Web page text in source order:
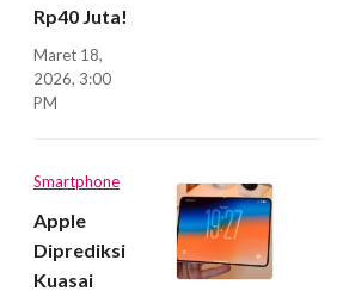
Rp40 Juta!
Maret 18,
2026, 3:00
PM
Smartphone
Apple
Diprediksi
Kuasai